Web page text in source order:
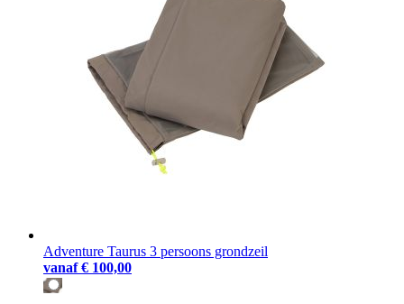
Adventure Taurus 3 persoons grondzeil
vanaf € 100,00